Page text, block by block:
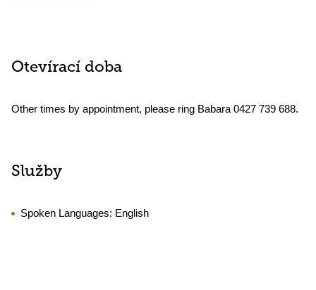
Otevírací doba
Other times by appointment, please ring Babara 0427 739 688.
Služby
Spoken Languages: English